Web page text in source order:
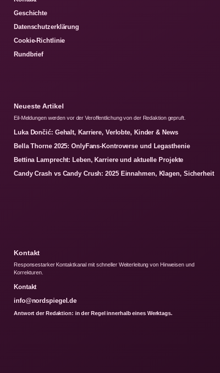
Geschichte
Datenschutzerklärung
Cookie-Richtlinie
Rundbrief
Neueste Artikel
Eil-Meldungen werden vor der Veroffentlichung von der Redaktion gepruft.
Luka Dončić: Gehalt, Karriere, Verlobte, Kinder & News
Bella Thorne 2025: OnlyFans-Kontroverse und Legasthenie
Bettina Lamprecht: Leben, Karriere und aktuelle Projekte
Candy Crash vs Candy Crush: 2025 Einnahmen, Klagen, Sicherheit
Kontakt
Responsestarker Kontaktkanal mit schneller Weiterleitung von Hinweisen und
Korrekturen.
Kontakt
info@nordspiegel.de
Antwort der Redaktion: in der Regel innerhalb eines Werktags.